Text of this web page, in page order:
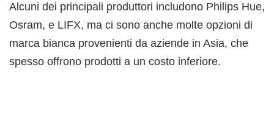
Alcuni dei principali produttori includono Philips Hue,
Osram, e LIFX, ma ci sono anche molte opzioni di
marca bianca provenienti da aziende in Asia, che
spesso offrono prodotti a un costo inferiore.